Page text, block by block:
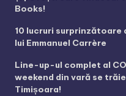
Books!
10 lucruri surprinzătoare
lui Emmanuel Carrère
Line-up-ul complet al
weekend din vară se
Timișoara!